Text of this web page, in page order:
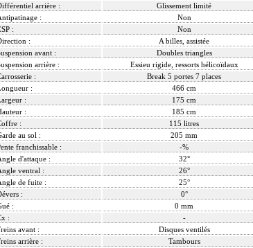
arrière :
Glissement limité
:
Non
:
Non
:
A billes, assistée
avant :
Doubles triangles
arrière :
Essieu rigide, ressorts hélicoïdaux
:
Break 5 portes 7 places
:
466 cm
:
175 cm
:
185 cm
:
115 litres
au sol :
205 mm
franchissable :
-%
d'attaque :
32°
ventral :
26°
de fuite :
25°
:
0°
:
0 mm
:
-
avant :
Disques ventilés
arrière :
Tambours